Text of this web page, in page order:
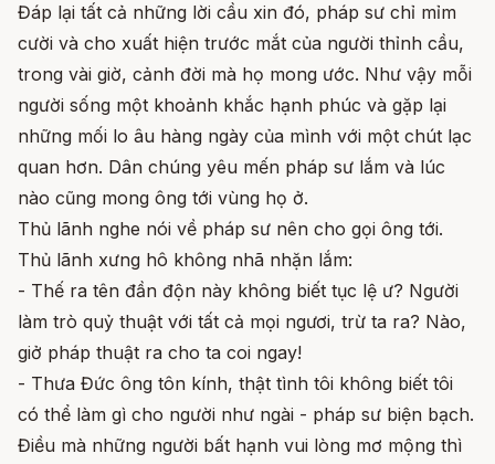
Đáp lại tất cả những lời cầu xin đó, pháp sư chỉ mỉm
cười và cho xuất hiện trước mắt của người thỉnh cầu,
trong vài giờ, cảnh đời mà họ mong ước. Như vậy mỗi
người sống một khoảnh khắc hạnh phúc và gặp lại
những mối lo âu hàng ngày của mình với một chút lạc
quan hơn. Dân chúng yêu mến pháp sư lắm và lúc
nào cũng mong ông tới vùng họ ở.
Thủ lãnh nghe nói về pháp sư nên cho gọi ông tới.
Thủ lãnh xưng hô không nhã nhặn lắm:
- Thế ra tên đần độn này không biết tục lệ ư? Người
làm trò quỷ thuật với tất cả mọi ngươi, trừ ta ra? Nào,
giở pháp thuật ra cho ta coi ngay!
- Thưa Đức ông tôn kính, thật tình tôi không biết tôi
có thể làm gì cho người như ngài - pháp sư biện bạch.
Điều mà những người bất hạnh vui lòng mơ mộng thì